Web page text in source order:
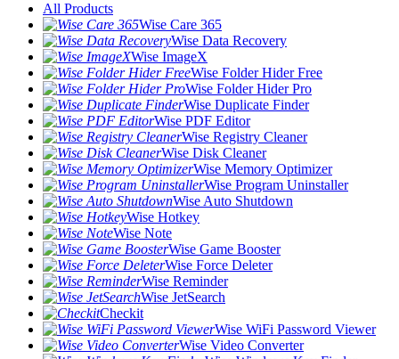
All Products
Wise Care 365
Wise Data Recovery
Wise ImageX
Wise Folder Hider Free
Wise Folder Hider Pro
Wise Duplicate Finder
Wise PDF Editor
Wise Registry Cleaner
Wise Disk Cleaner
Wise Memory Optimizer
Wise Program Uninstaller
Wise Auto Shutdown
Wise Hotkey
Wise Note
Wise Game Booster
Wise Force Deleter
Wise Reminder
Wise JetSearch
Checkit
Wise WiFi Password Viewer
Wise Video Converter